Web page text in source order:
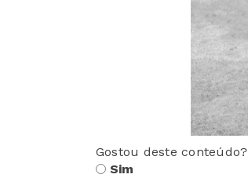
Gostou deste conteúdo?
Sim